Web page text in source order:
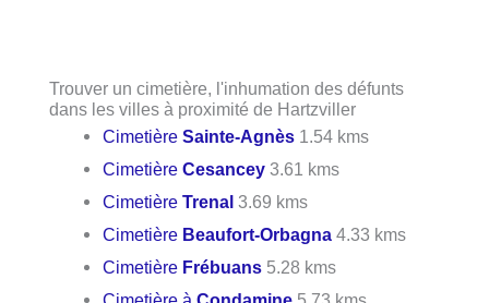
Trouver un cimetière, l'inhumation des défunts
dans les villes à proximité de Hartzviller
CimetièreSainte-Agnès 1.54 kms
CimetièreCesancey 3.61 kms
CimetièreTrenal 3.69 kms
Cimetière Beaufort-Orbagna 4.33 kms
Cimetière Frébuans 5.28 kms